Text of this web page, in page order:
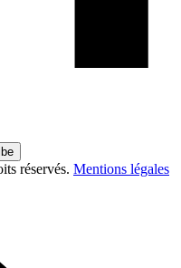
réservés. Mentions légales